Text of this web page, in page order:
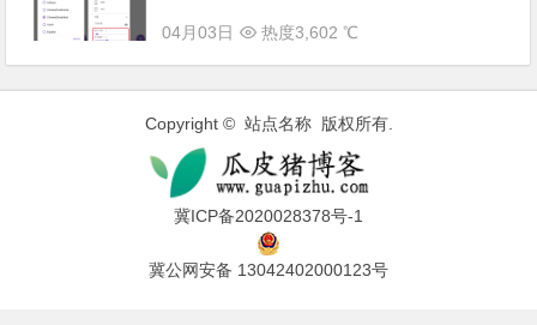
04月03日 热度3,602 ℃
Copyright © 站点名称 版权所有.
冀ICP备2020028378号-1
冀公网安备 13042402000123号